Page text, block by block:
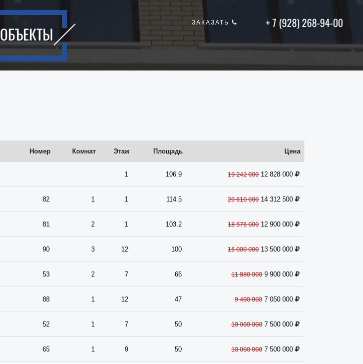
ЗАКАЗАТЬ + 7 (928) 268-94-00
ОБЪЕКТЫ
Номер Комнат Этаж Площадь Цена
1 106.9 19 242 000 12 828 000
82 1 1 114.5 20 610 000 14 312 500
81 2 1 103.2 18 576 000 12 900 000
90 3 12 100 16 000 000 13 500 000
53 2 7 66 11 880 000 9 900 000
88 1 12 47 9 400 000 7 050 000
52 1 7 50 10 000 000 7 500 000
65 1 9 50 10 000 000 7 500 000